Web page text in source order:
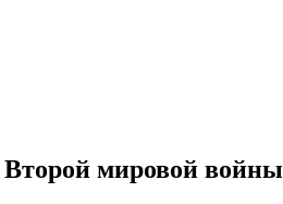
мировой войны